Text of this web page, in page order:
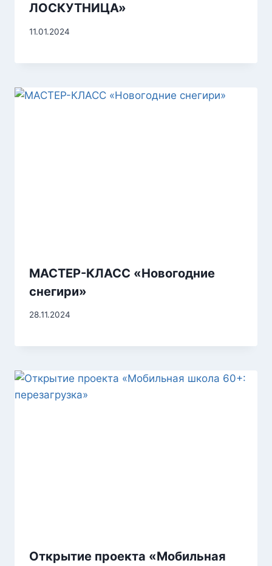
ЛОСКУТНИЦА»
11.01.2024
МАСТЕР-КЛАСС «Новогодние
снегири»
28.11.2024
Открытие проекта «Мобильная